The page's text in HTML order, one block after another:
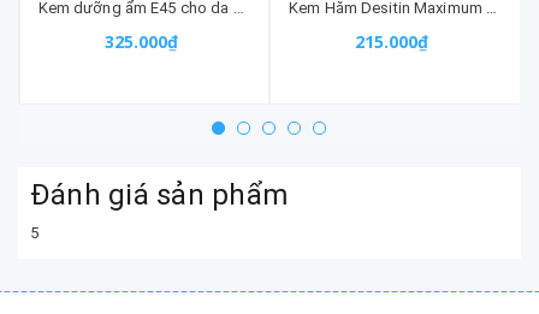
325.000₫ 215.000₫
Đánh giá sản phẩm
5